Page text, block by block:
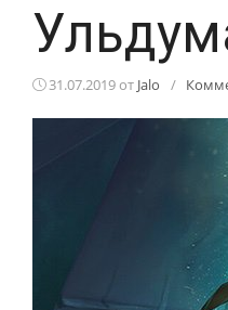
31.07.2019от Jalo /